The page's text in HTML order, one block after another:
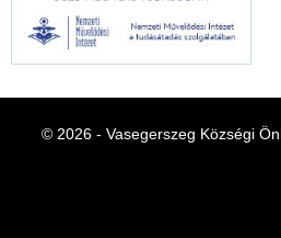
© 2026 - Vasegerszeg Községi